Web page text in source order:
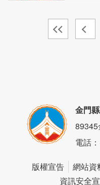
金門
電話
版權宣告 網站資
資訊安全